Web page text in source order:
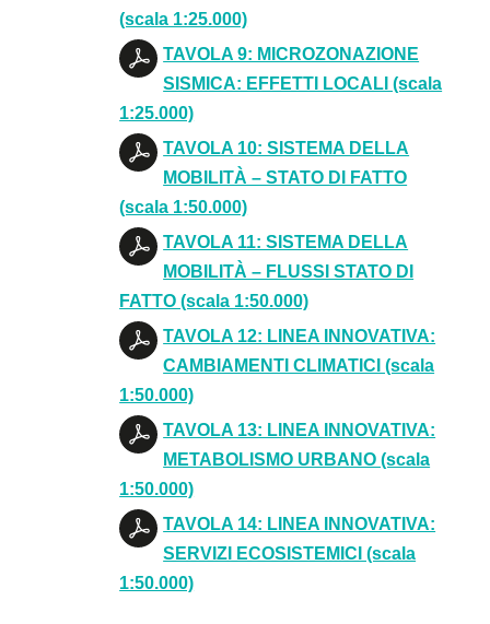
(scala 1:25.000)
TAVOLA 9: MICROZONAZIONE
SISMICA: EFFETTI LOCALI (scala
1:25.000)
TAVOLA 10: SISTEMA DELLA
MOBILITÀ – STATO DI FATTO
(scala 1:50.000)
TAVOLA 11: SISTEMA DELLA
MOBILITÀ – FLUSSI STATO DI
FATTO (scala 1:50.000)
TAVOLA 12: LINEA INNOVATIVA:
CAMBIAMENTI CLIMATICI (scala
1:50.000)
TAVOLA 13: LINEA INNOVATIVA:
METABOLISMO URBANO (scala
1:50.000)
TAVOLA 14: LINEA INNOVATIVA:
SERVIZI ECOSISTEMICI (scala
1:50.000)